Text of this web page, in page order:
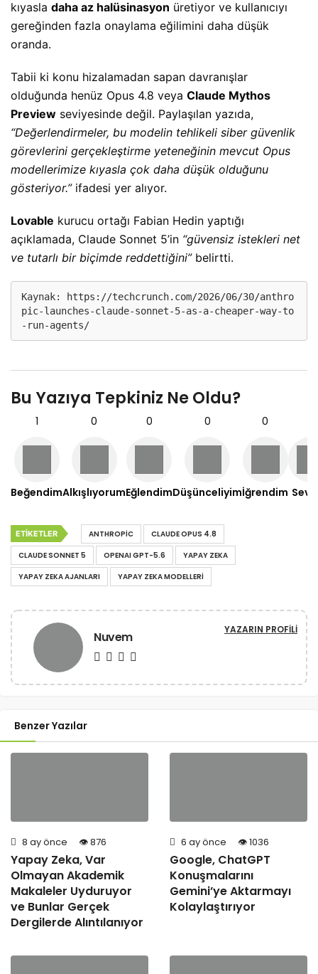
kıyasla daha az halüsinasyon üretiyor ve kullanıcıyı
gereğinden fazla onaylama eğilimini daha düşük
oranda.
Tabii ki konu hizalamadan sapan davranışlar
olduğunda henüz Opus 4.8 veya Claude Mythos
Preview seviyesinde değil. Paylaşılan yazıda,
“Değerlendirmeler, bu modelin tehlikeli siber güvenlik
görevlerini gerçekleştirme yeteneğinin mevcut Opus
modellerimize kıyasla çok daha düşük olduğunu
gösteriyor.”ifadesi yer alıyor.
Lovable kurucu ortağı Fabian Hedin yaptığı
açıklamada, Claude Sonnet 5’in “güvensiz istekleri net
ve tutarlı bir biçimde reddettiğini”belirtti.
Kaynak:
https://techcrunch.com/2026/06/30/anthro
pic-launches-claude-sonnet-5-as-a-cheaper-way-to
-run-agents/
Bu Yazıya Tepkiniz Ne Oldu?
1
Beğendim
0
Alkışlıyorum
0
Eğlendim
0
Düşünceliyim
0
İğrendim
ETIKETLER ANTHROPIC
CLAUDE OPUS 4.8
CLAUDE SONNET 5
OPENAI GPT-5.6
YAPAY ZEKA
YAPAY ZEKA AJANLARI
YAPAY ZEKA MODELLERI
Nuvem YAZARIN PROFILI
Benzer Yazılar
8 ay önce 876
Yapay Zeka, Var
Olmayan Akademik
Makaleler Uyduruyor
ve Bunlar Gerçek
Dergilerde Alıntılanıyor
6 ay önce 1036
Google, ChatGPT
Konuşmalarını
Gemini’ye Aktarmayı
Kolaylaştırıyor